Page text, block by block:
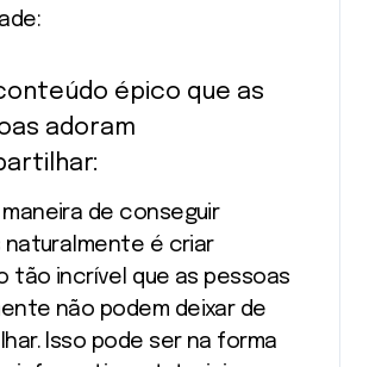
épico que as
adoram
de conseguir
naturalmente é criar
tão incrível que as pessoas
não podem deixar de
Isso pode ser na forma